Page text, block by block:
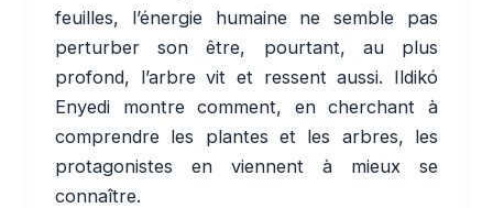
feuilles, l’énergie humaine ne semble pas
perturber son être, pourtant, au plus
profond, l’arbre vit et ressent aussi. Ildikó
Enyedi montre comment, en cherchant à
comprendre les plantes et les arbres, les
protagonistes en viennent à mieux se
connaître.